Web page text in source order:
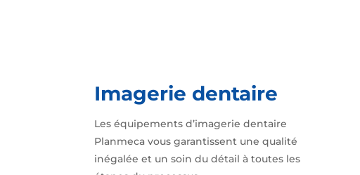
Imagerie dentaire
Les équipements d’imagerie dentaire
Planmeca vous garantissent une qualité
inégalée et un soin du détail à toutes les